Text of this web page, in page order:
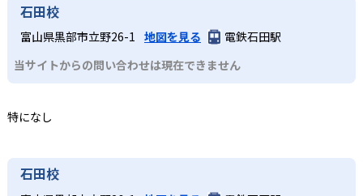
石田校
富山県黒部市立野26-1 地図を見る
電鉄石田駅
当サイトからの問い合わせは現在できません
特になし
石田校